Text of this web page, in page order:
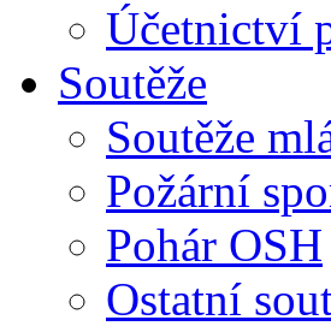
Účetnictví
Soutěže
Soutěže
Požární
Pohár OSH
Ostatní